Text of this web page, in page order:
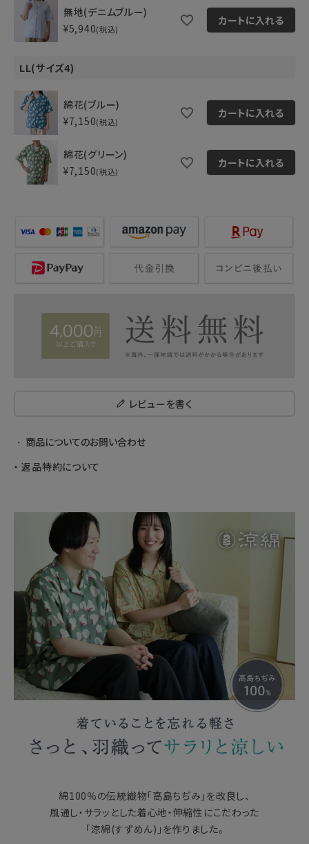
無地(デニムブルー)
¥5,940 税込
カートに入れる
LL(サイズ4)
綿花(ブルー)
¥7,150 税込
カートに入れる
綿花(グリーン)
¥7,150 税込
カートに入れる
レビューを書く
商品についてのお問い合わせ
返品特約について
綿100％の伝統織物「高島ちぢみ」を改良し、
風通し・サラッとした着心地・伸縮性にこだわった
「涼綿(すずめん)」を作りました。